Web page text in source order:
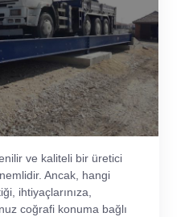
ve kaliteli bir üretici
Ancak, hangi
ihtiyaçlarınıza,
coğrafi konuma bağlı